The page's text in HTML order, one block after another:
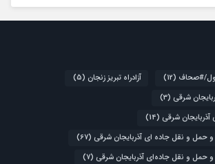
#صحاف (12) آزادراه تبریز زنجان (5)
شرقی (3)
آذربایجان شرقی (14)
و حمل و نقل جاده ای آذربایجان شرقی (67)
و حمل و نقل جاده‌ای آذربایجان شرقی (7)